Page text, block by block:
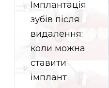
Імплантація
зубів після
видалення:
коли можна
ставити
імплант